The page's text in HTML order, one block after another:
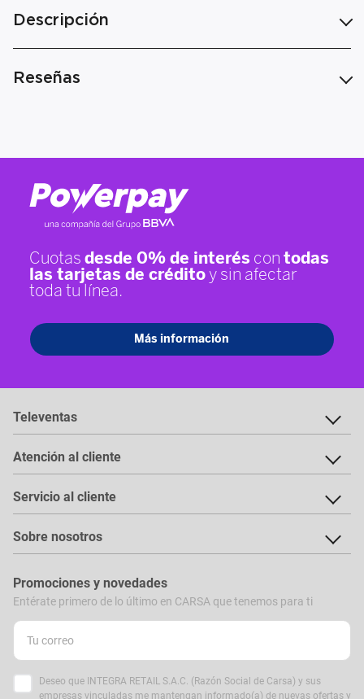
Descripción
Reseñas
Televentas
Atención al cliente
Servicio al cliente
Sobre nosotros
Promociones y novedades
Entérate primero de lo último en CARSA que tenemos para ti
Deseo que INTEGRA RETAIL S.A.C. (Razón Social de Carsa) y sus
empresas vinculadas me mantengan informado(a) de nuevas ofertas y